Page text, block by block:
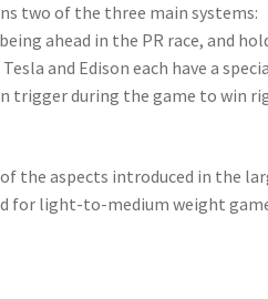
two of the three main systems:
ahead in the PR race, and
and Edison each have a
trigger during the game to win
the aspects introduced in the
for light-to-medium weight